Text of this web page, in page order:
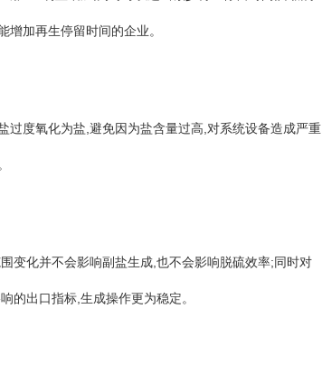
加再生停留时间的企业。
度氧化为盐,避免因为盐含量过高,对系统设备造成严重
化并不会影响副盐生成,也不会影响脱硫效率;同时对
的出口指标,生成操作更为稳定。